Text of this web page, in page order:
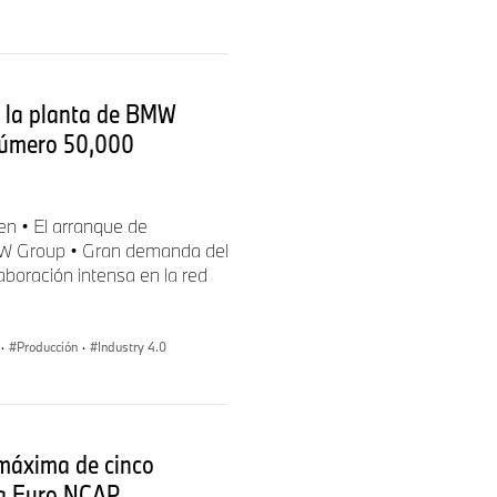
tecnología eDrive de
revisado de sistemas
segmentos de
se implementará en
batería cilíndrica de BMW
en la batería de alta
planta de BMW
50,000
• El arranque de
Group • Gran demanda del
intensa en la red
· Producción · Industry 4.0
de cinco